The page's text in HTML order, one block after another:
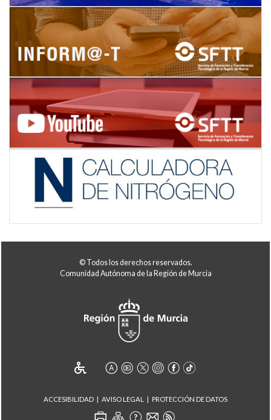
© Todos los derechos reservados.
Comunidad Autónoma de la Región de Murcia
ACCESIBILIDAD AVISO LEGAL PROTECCIÓN DE DATOS